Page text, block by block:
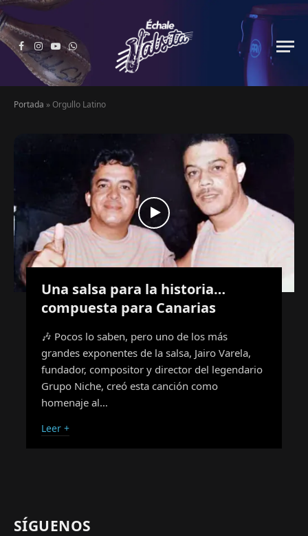
Facebook
Instagram
YouTubeWhatsApp
Portada » Orgullo Latino
Una salsa para la historia…
compuesta para Canarias
🎶 Pocos lo saben, pero uno de los más
grandes exponentes de la salsa, Jairo Varela,
fundador, compositor y director del legendario
Grupo Niche, creó esta canción como
homenaje al…
Leer +
SÍGUENOS